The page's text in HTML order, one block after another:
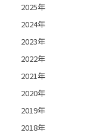
2025年
2024年
2023年
2022年
2021年
2020年
2019年
2018年